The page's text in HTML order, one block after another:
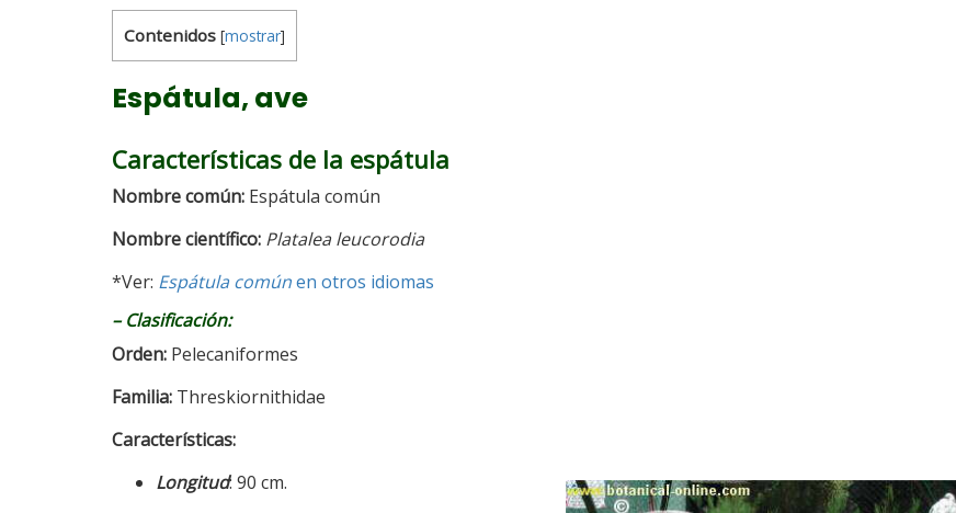
Contenidos [mostrar]
Espátula, ave
Características de la espátula
Nombrecomún: Espátula común
Nombre científico: Platalea leucorodia
*Ver: Espátula comúnen otros idiomas
– Clasificación:
Orden: Pelecaniformes
Familia: Threskiornithidae
Características:
Longitud: 90 cm.